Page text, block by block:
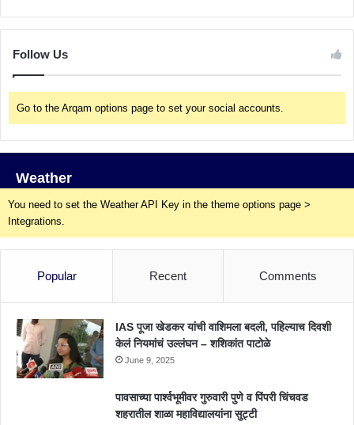
Follow Us
Go to the Arqam options page to set your social accounts.
Weather
You need to set the Weather API Key in the theme options page >
Integrations.
Popular Recent Comments
IAS पूजा खेडकर यांची वाशिमला बदली, पहिल्याच दिवशी
केलं नियमांचं उल्लंघन – शशिकांत पाटोळे
June 9, 2025
पावसाच्या पार्श्वभूमीवर गुरुवारी पुणे व पिंपरी चिंचवड
शहरातील शाळा महाविद्यालयांना सुट्टी